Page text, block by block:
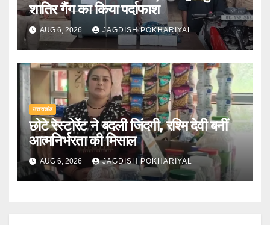
शातिर गैंग का किया पर्दाफाश
AUG 6, 2026 JAGDISH POKHARIYAL
उत्तराखंड
छोटे रेस्टोरेंट ने बदली जिंदगी, रश्मि देवी बनीं
आत्मनिर्भरता की मिसाल
AUG 6, 2026 JAGDISH POKHARIYAL